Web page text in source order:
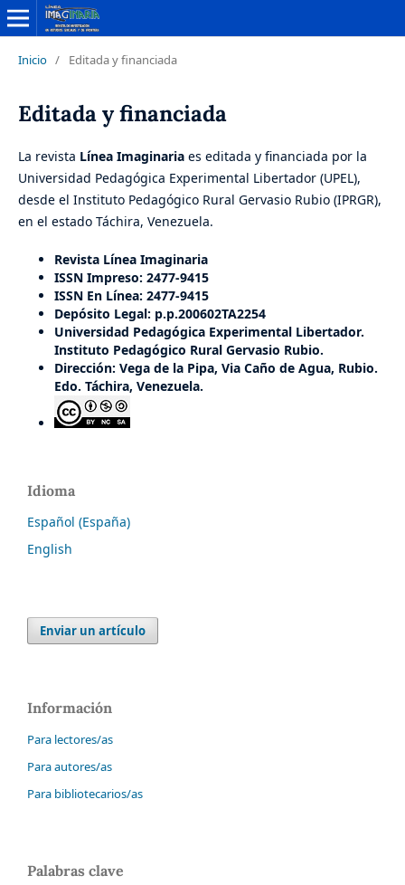
Inicio / Editada y financiada
Editada y financiada
La revista Línea Imaginaria es editada y financiada por la
Universidad Pedagógica Experimental Libertador (UPEL),
desde el Instituto Pedagógico Rural Gervasio Rubio (IPRGR),
en el estado Táchira, Venezuela.
Revista Línea Imaginaria
ISSN Impreso: 2477-9415
ISSN En Línea: 2477-9415
Depósito Legal: p.p.200602TA2254
Universidad Pedagógica Experimental Libertador.
Instituto Pedagógico Rural Gervasio Rubio.
Dirección: Vega de la Pipa, Via Caño de Agua, Rubio.
Edo. Táchira, Venezuela.
Idioma
Español (España)
English
Enviar un artículo
Información
Para lectores/as
Para autores/as
Para bibliotecarios/as
Palabras clave